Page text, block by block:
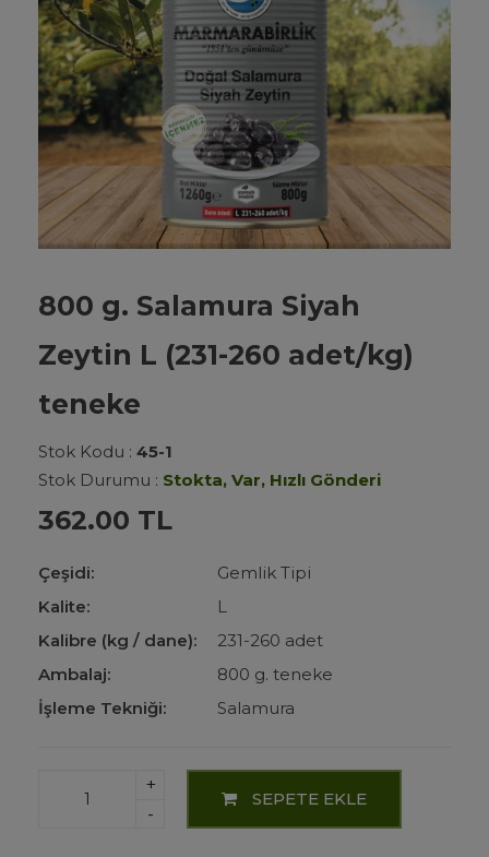
800 g. Salamura Siyah
Zeytin L (231-260 adet/kg)
teneke
Stok Kodu : 45-1
Stok Durumu : Stokta, Var, Hızlı Gönderi
362.00 TL
Çeşidi:
Gemlik Tipi
Kalite:
L
Kalibre (kg / dane):
231-260 adet
Ambalaj:
800 g. teneke
İşleme Tekniği:
Salamura
+
-
SEPETE EKLE